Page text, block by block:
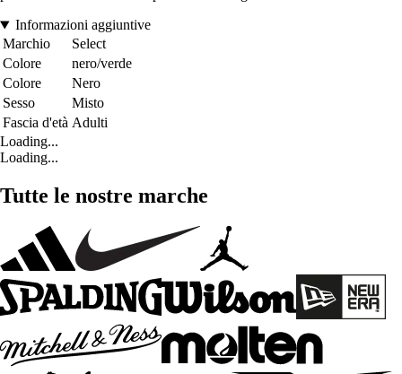
Informazioni aggiuntive
Marchio
Select
Colore
nero/verde
Colore
Nero
Sesso
Misto
Fascia d'età Adulti
Loading...
Loading...
Tutte le nostre marche